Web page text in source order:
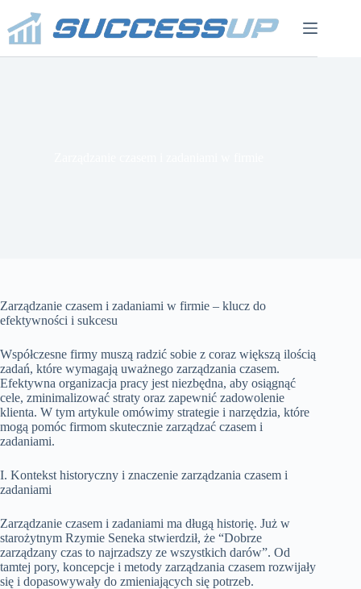
treści
Zarządzanie czasem i zadaniami w firmie – klucz do
efektywności i sukcesu
Współczesne firmy muszą radzić sobie z coraz większą ilością
zadań, które wymagają uważnego zarządzania czasem.
Efektywna organizacja pracy jest niezbędna, aby osiągnąć
cele, zminimalizować straty oraz zapewnić zadowolenie
klienta. W tym artykule omówimy strategie i narzędzia, które
mogą pomóc firmom skutecznie zarządzać czasem i
zadaniami.
I. Kontekst historyczny i znaczenie zarządzania czasem i
zadaniami
Zarządzanie czasem i zadaniami ma długą historię. Już w
starożytnym Rzymie Seneka stwierdził, że “Dobrze
zarządzany czas to najrzadszy ze wszystkich darów”. Od
tamtej pory, koncepcje i metody zarządzania czasem rozwijały
się i dopasowywały do zmieniających się potrzeb.